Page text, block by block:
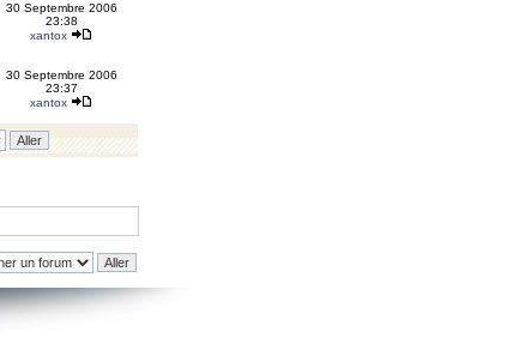
30 Septembre 2006
23:38
xantox
30 Septembre 2006
23:37
xantox